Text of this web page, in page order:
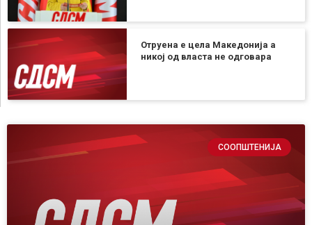
Отруена е цела Македонија а
никој од власта не одговара
СООПШТЕНИЈА